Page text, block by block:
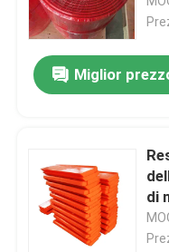
Prodotti
Video
Miglior
di